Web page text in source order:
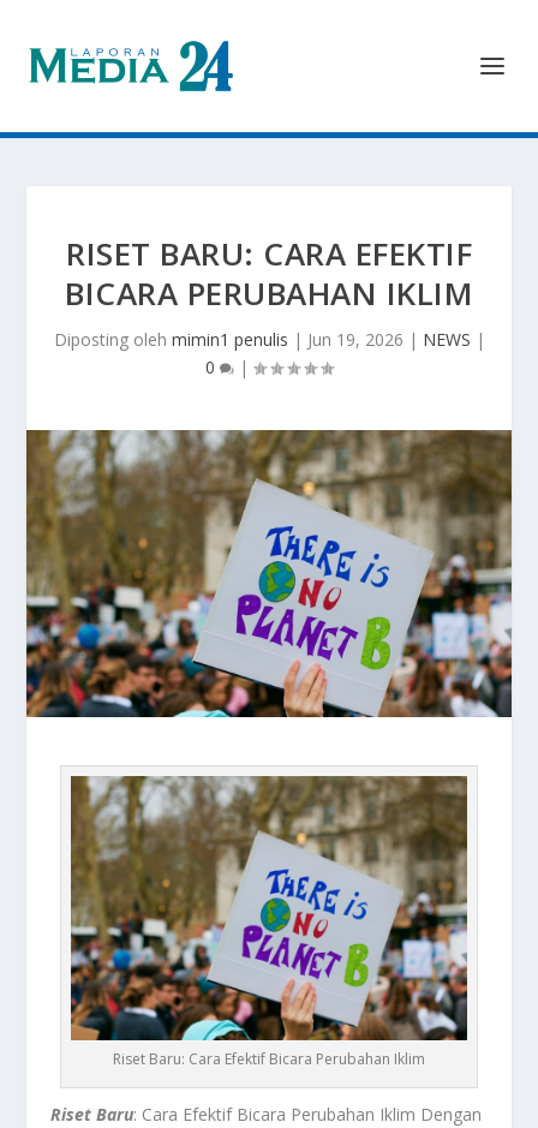
RISET BARU: CARA EFEKTIF
BICARA PERUBAHAN IKLIM
Diposting oleh mimin1 penulis | Jun 19, 2026 | NEWS |
0
|
Riset Baru: Cara Efektif Bicara Perubahan Iklim
Riset Baru: Cara Efektif Bicara Perubahan Iklim Dengan